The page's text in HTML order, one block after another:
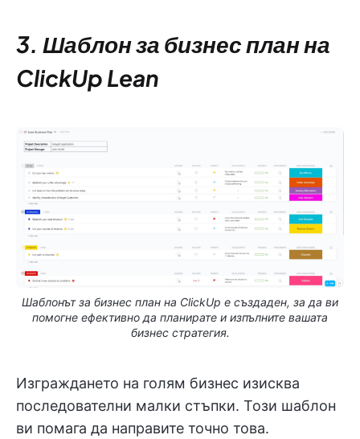
3. Шаблон за бизнес план на
ClickUp Lean
Шаблонът за бизнес план на ClickUp е създаден, за да ви
помогне ефективно да планирате и изпълните вашата
бизнес стратегия.
Изграждането на голям бизнес изисква
последователни малки стъпки. Този шаблон
ви помага да направите точно това.